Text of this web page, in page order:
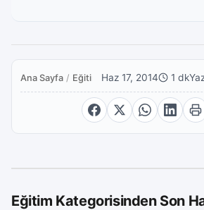
Ana Sayfa / Eğitim Haz 17, 2014 1 dk
Eğitim Kategorisinden Son